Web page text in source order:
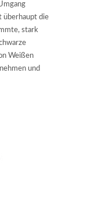
überhaupt die
stark
Weißen
und